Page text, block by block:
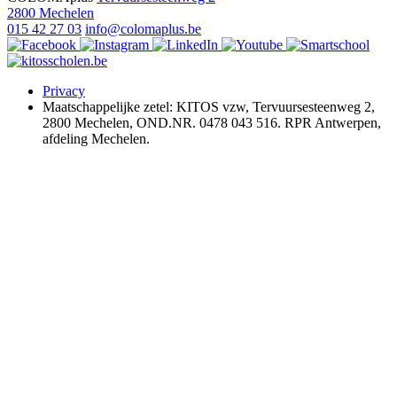
2800 Mechelen
015 42 27 03 info@colomaplus.be
Privacy
Maatschappelijke zetel: KITOS vzw, Tervuursesteenweg 2,
2800 Mechelen, OND.NR. 0478 043 516. RPR Antwerpen,
afdeling Mechelen.